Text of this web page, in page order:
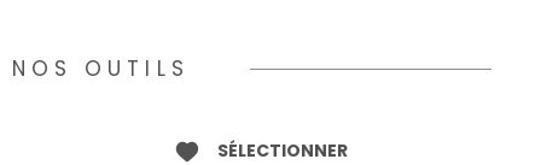
NOS OUTILS
SÉLECTIONNER